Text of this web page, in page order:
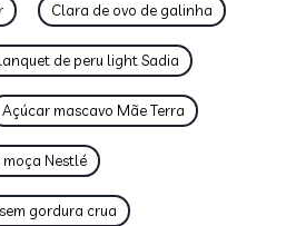
Clara de ovo de galinha
de peru light Sadia
Açúcar mascavo Mãe Terra
Nestlé
gordura crua